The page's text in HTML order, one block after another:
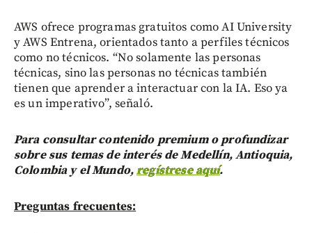
AWS ofrece programas gratuitos como AI University
y AWS Entrena, orientados tanto a perfiles técnicos
como no técnicos. “No solamente las personas
técnicas, sino las personas no técnicas también
tienen que aprender a interactuar con la IA. Eso ya
es un imperativo”, señaló.
Para consultar contenido premium o profundizar
sobre sus temas de interés de Medellín, Antioquia,
Colombia y el Mundo,regístrese aquí.
Preguntas frecuentes: